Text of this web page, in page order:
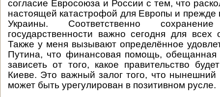
согласие Евросоюза и России с тем, что
настоящей катастрофой для Европы и
Украины. Соответственно
государственности важно сегодня для всех
Также у меня вызывают определённое
Путина, что финансовая помощь, обещанная
зависеть от того, какое правительство
Киеве. Это важный залог того, что нынешний
может быть урегулирован в позитивном русле.